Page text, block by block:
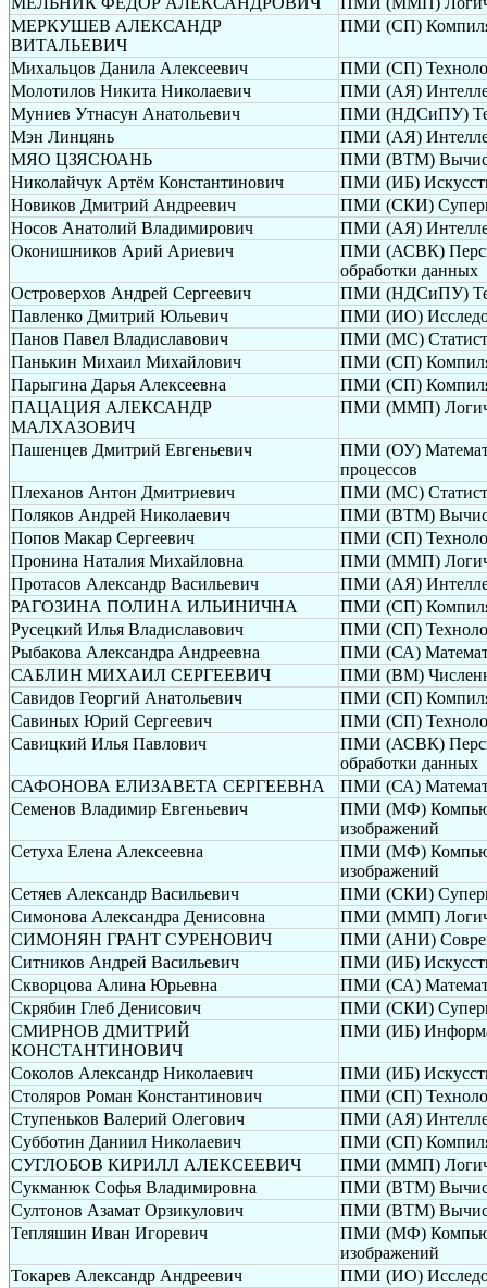
МЕРКУШЕВ АЛЕКСАНДР
ВИТАЛЬЕВИЧ
ПМИ (СП)
Михальцов Данила Алексеевич
ПМИ (СП)
Молотилов Никита Николаевич
ПМИ (АЯ)
Муниев Утнасун Анатольевич
ПМИ (НДСиПУ)
Мэн Линцянь
ПМИ (АЯ)
МЯО ЦЗЯСЮАНЬ
ПМИ (ВТМ)
Николайчук Артём Константинович
ПМИ (ИБ)
Новиков Дмитрий Андреевич
ПМИ (СКИ)
Носов Анатолий Владимирович
ПМИ (АЯ)
Оконишников Арий Ариевич
ПМИ (АСВК)
обработки данных
Островерхов Андрей Сергеевич
ПМИ (НДСиПУ)
Павленко Дмитрий Юльевич
ПМИ (ИО)
Панов Павел Владиславович
ПМИ (МС)
Панькин Михаил Михайлович
ПМИ (СП)
Парыгина Дарья Алексеевна
ПМИ (СП)
ПАЦАЦИЯ АЛЕКСАНДР
МАЛХАЗОВИЧ
ПМИ (ММП)
Пашенцев Дмитрий Евгеньевич
ПМИ (ОУ)
процессов
Плеханов Антон Дмитриевич
ПМИ (МС)
Поляков Андрей Николаевич
ПМИ (ВТМ)
Попов Макар Сергеевич
ПМИ (СП)
Пронина Наталия Михайловна
ПМИ (ММП)
Протасов Александр Васильевич
ПМИ (АЯ)
РАГОЗИНА ПОЛИНА ИЛЬИНИЧНА
ПМИ (СП)
Русецкий Илья Владиславович
ПМИ (СП)
Рыбакова Александра Андреевна
ПМИ (СА)
САБЛИН МИХАИЛ СЕРГЕЕВИЧ
ПМИ (ВМ)
Савидов Георгий Анатольевич
ПМИ (СП)
Савиных Юрий Сергеевич
ПМИ (СП)
Савицкий Илья Павлович
ПМИ (АСВК)
обработки данных
САФОНОВА ЕЛИЗАВЕТА СЕРГЕЕВНА
ПМИ (СА)
Семенов Владимир Евгеньевич
ПМИ (МФ)
изображений
Сетуха Елена Алексеевна
ПМИ (МФ)
изображений
Сетяев Александр Васильевич
ПМИ (СКИ)
Симонова Александра Денисовна
ПМИ (ММП)
СИМОНЯН ГРАНТ СУРЕНОВИЧ
ПМИ (АНИ)
Ситников Андрей Васильевич
ПМИ (ИБ)
Скворцова Алина Юрьевна
ПМИ (СА)
Скрябин Глеб Денисович
ПМИ (СКИ)
СМИРНОВ ДМИТРИЙ
КОНСТАНТИНОВИЧ
ПМИ (ИБ)
Соколов Александр Николаевич
ПМИ (ИБ)
Столяров Роман Константинович
ПМИ (СП)
Ступеньков Валерий Олегович
ПМИ (АЯ)
Субботин Даниил Николаевич
ПМИ (СП)
СУГЛОБОВ КИРИЛЛ АЛЕКСЕЕВИЧ
ПМИ (ММП)
Сукманюк Софья Владимировна
ПМИ (ВТМ)
Султонов Азамат Орзикулович
ПМИ (ВТМ)
Тепляшин Иван Игоревич
ПМИ (МФ)
изображений
Токарев Александр Андреевич
ПМИ (ИО)